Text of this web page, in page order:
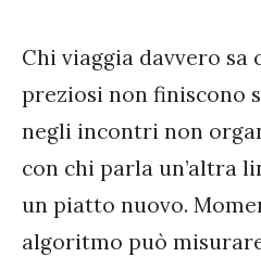
Chi viaggia davvero
preziosi non finiscono
negli incontri non
con chi parla un’altra
un piatto nuovo.
algoritmo può